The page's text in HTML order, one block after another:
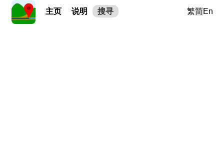
主页 说明 搜寻 繁简En